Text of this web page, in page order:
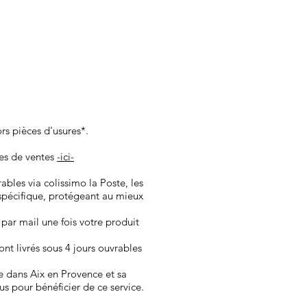
pièces d'usures*.
de ventes -ici-
via colissimo la Poste, les
protégeant au mieux
par mail une fois votre produit
​livrés sous 4 jours ouvrables
Aix en Provence et sa
pour bénéficier de ce service.